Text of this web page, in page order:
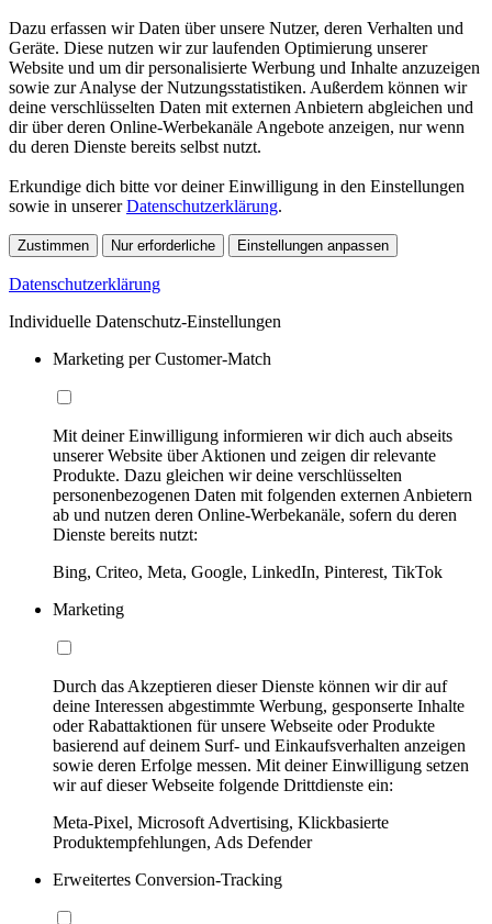
Dazu erfassen wir Daten über unsere Nutzer, deren Verhalten und
Geräte. Diese nutzen wir zur laufenden Optimierung unserer
Website und um dir personalisierte Werbung und Inhalte anzuzeigen
sowie zur Analyse der Nutzungsstatistiken. Außerdem können wir
deine verschlüsselten Daten mit externen Anbietern abgleichen und
dir über deren Online-Werbekanäle Angebote anzeigen, nur wenn
du deren Dienste bereits selbst nutzt.
Erkundige dich bitte vor deiner Einwilligung in den Einstellungen
sowie in unsererDatenschutzerklärung.
Zustimmen Nur erforderliche Einstellungen anpassen
Datenschutzerklärung
Individuelle Datenschutz-Einstellungen
Marketing per Customer-Match
Mit deiner Einwilligung informieren wir dich auch abseits
unserer Website über Aktionen und zeigen dir relevante
Produkte. Dazu gleichen wir deine verschlüsselten
personenbezogenen Daten mit folgenden externen Anbietern
ab und nutzen deren Online-Werbekanäle, sofern du deren
Dienste bereits nutzt:
Bing, Criteo, Meta, Google, LinkedIn, Pinterest, TikTok
Marketing
Durch das Akzeptieren dieser Dienste können wir dir auf
deine Interessen abgestimmte Werbung, gesponserte Inhalte
oder Rabattaktionen für unsere Webseite oder Produkte
basierend auf deinem Surf- und Einkaufsverhalten anzeigen
sowie deren Erfolge messen. Mit deiner Einwilligung setzen
wir auf dieser Webseite folgende Drittdienste ein:
Meta-Pixel, Microsoft Advertising, Klickbasierte
Produktempfehlungen, Ads Defender
Erweitertes Conversion-Tracking